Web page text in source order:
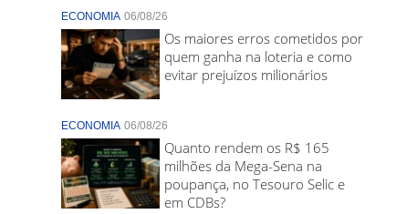
ECONOMIA 06/08/26
Os maiores erros cometidos por
quem ganha na loteria e como
evitar prejuízos milionários
ECONOMIA 06/08/26
Quanto rendem os R$ 165
milhões da Mega-Sena na
poupança, no Tesouro Selic e
em CDBs?